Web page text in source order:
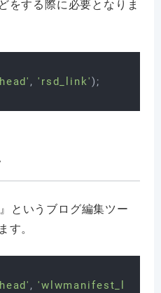
をする際に必要となりま
, 'rsd_link'
というブログ編集ツー
す。
, 'wlwmanifest_link'